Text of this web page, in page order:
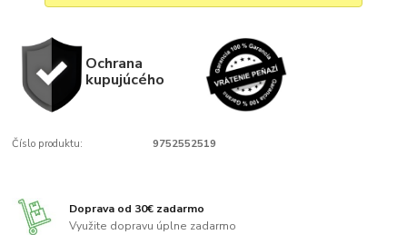
Ochrana
kupujúcého
Číslo produktu: 9752552519
Doprava od 30€ zadarmo
Využite dopravu úplne zadarmo